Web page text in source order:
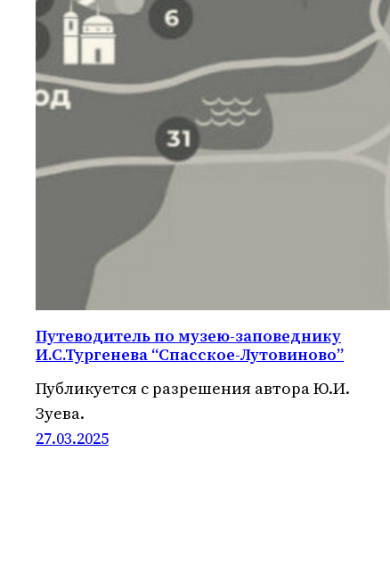
Путеводитель по музею-заповеднику
И.С.Тургенева “Спасское-Лутовиново”
Публикуется с разрешения автора Ю.И.
Зуева.
27.03.2025